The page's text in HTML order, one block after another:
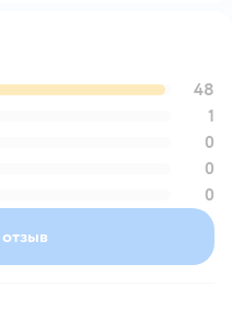
48
1
0
0
0